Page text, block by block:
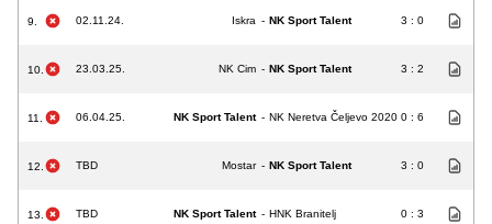
9. 02.11.24. Iskra - NK Sport Talent 3 : 0
10. 23.03.25. NK Cim - NK Sport Talent 3 : 2
11. 06.04.25. NK Sport Talent - NK Neretva Čeljevo 2020 0 : 6
12. TBD Mostar - NK Sport Talent 3 : 0
13. TBD NK Sport Talent - HNK Branitelj 0 : 3